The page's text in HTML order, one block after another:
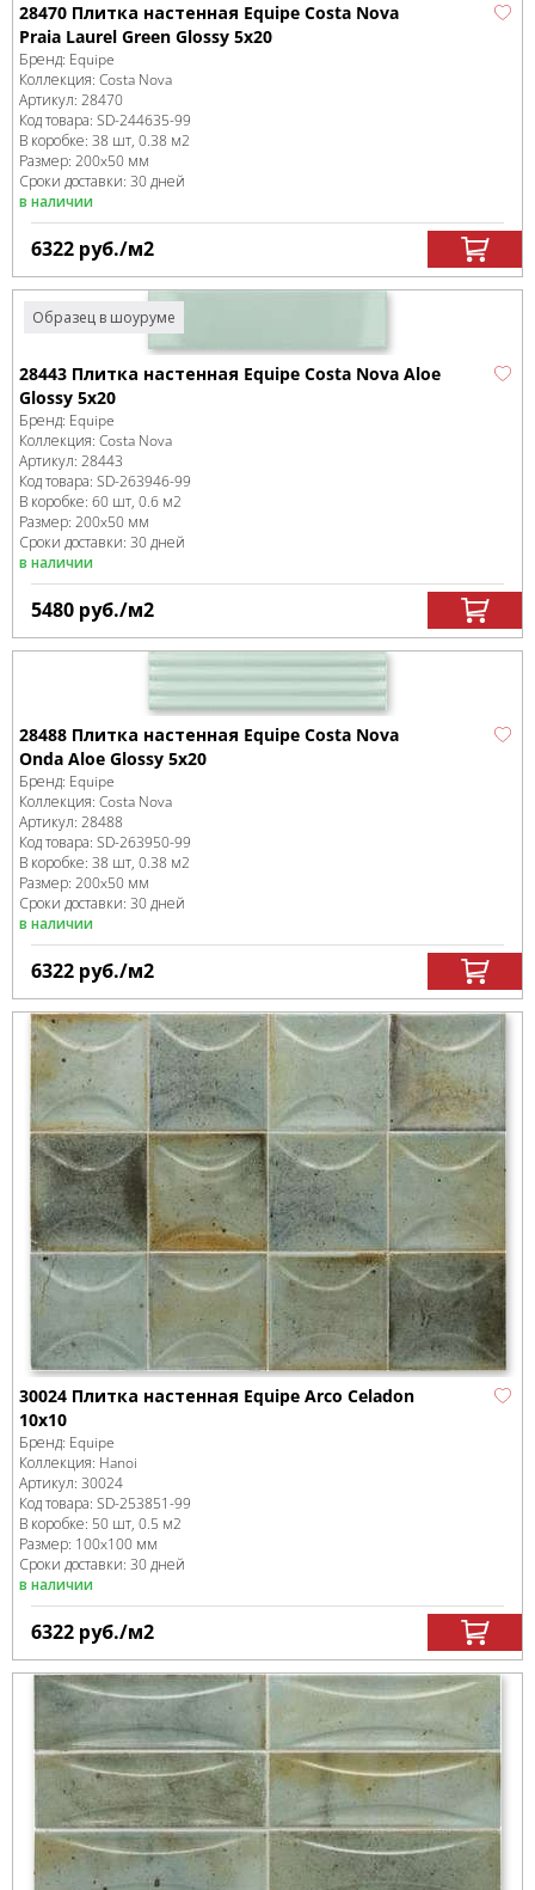
28470 Плитка настенная Equipe Costa Nova
Praia Laurel Green Glossy 5x20
Бренд: Equipe
Коллекция: Costa Nova
Артикул: 28470
Код товара: SD-244635-99
В коробке: 38 шт, 0.38 м2
Размер: 200x50 мм
Сроки доставки: 30 дней
в наличии
6322 руб./м2
Образец в шоуруме
28443 Плитка настенная Equipe Costa Nova Aloe
Glossy 5x20
Бренд: Equipe
Коллекция: Costa Nova
Артикул: 28443
Код товара: SD-263946-99
В коробке: 60 шт, 0.6 м2
Размер: 200x50 мм
Сроки доставки: 30 дней
в наличии
5480 руб./м2
28488 Плитка настенная Equipe Costa Nova
Onda Aloe Glossy 5x20
Бренд: Equipe
Коллекция: Costa Nova
Артикул: 28488
Код товара: SD-263950-99
В коробке: 38 шт, 0.38 м2
Размер: 200x50 мм
Сроки доставки: 30 дней
в наличии
6322 руб./м2
30024 Плитка настенная Equipe Arco Celadon
10х10
Бренд: Equipe
Коллекция: Hanoi
Артикул: 30024
Код товара: SD-253851-99
В коробке: 50 шт, 0.5 м2
Размер: 100x100 мм
Сроки доставки: 30 дней
в наличии
6322 руб./м2